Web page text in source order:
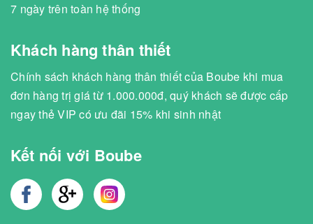
7 ngày trên toàn hệ thống
Khách hàng thân thiết
Chính sách khách hàng thân thiết của Boube khi mua
đơn hàng trị giá từ 1.000.000đ, quý khách sẽ được cấp
ngay thẻ VIP có ưu đãi 15% khi sinh nhật
Kết nối với Boube